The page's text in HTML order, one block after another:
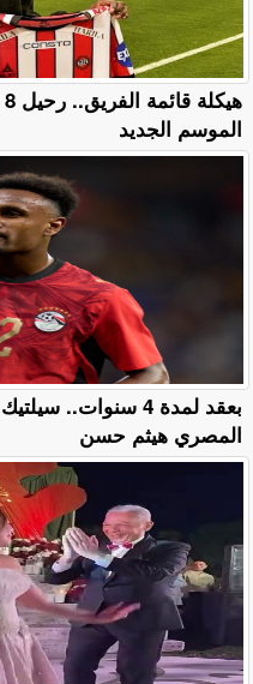
الموسم الجديد
بعقد لمدة 4 سنوات..
المصري هيثم حسن